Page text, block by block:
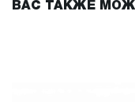
ВАС ТАКЖЕ